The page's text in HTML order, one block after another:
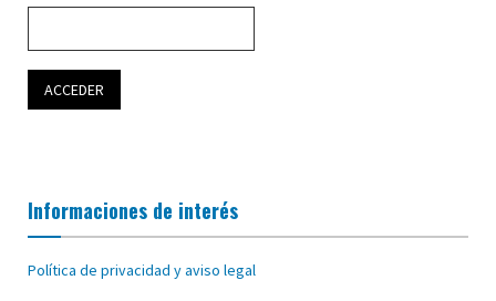
Informaciones de interés
Política de privacidad y aviso legal